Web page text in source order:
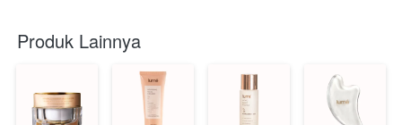
Produk Lainnya